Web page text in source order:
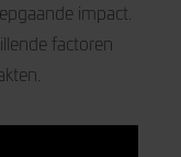
impact.
factoren